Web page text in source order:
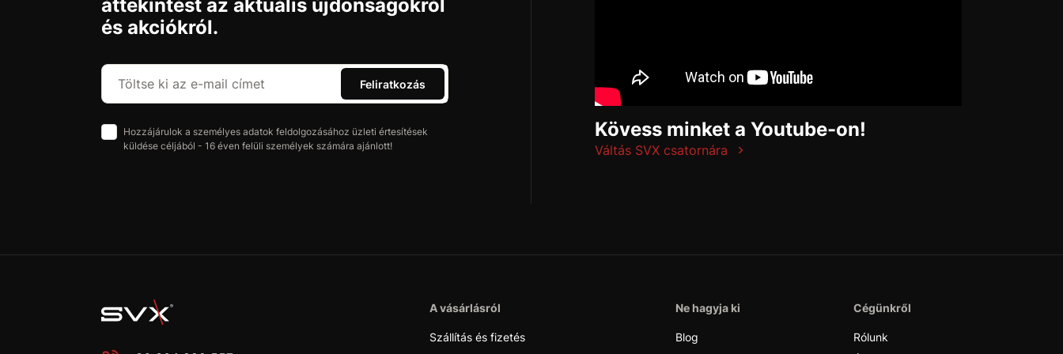
áttekintést az aktuális újdonságokról
és akciókról.
Feliratkozás
Hozzájárulok a személyes adatok feldolgozásához üzleti értesítések
küldése céljából - 16 éven felüli személyek számára ajánlott!
Kövess minket a Youtube-on!
Váltás SVX csatornára
A vásárlásról
Szállítás és fizetés
Ne hagyja ki
Blog
Cégünkről
Rólunk